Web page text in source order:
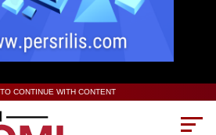
CONTINUE WITH CONTENT